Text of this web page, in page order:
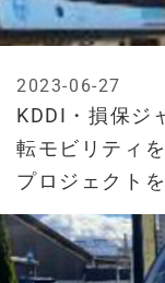
KDDI・損保ジ
転モビリティ
プロジェクト
2023-06-27